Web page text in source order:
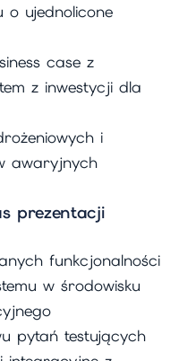
ujednolicone
case z
z inwestycji dla
i
awaryjnych
prezentacji
funkcjonalności
w środowisku
pytań testujących